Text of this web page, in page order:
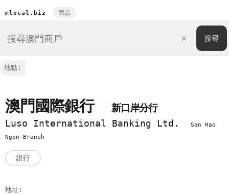
mlocal.biz 商品
地點:
澳門國際銀行
新口岸分行
Luso International Banking Ltd.
San Hao
Ngon Branch
銀行
地址: